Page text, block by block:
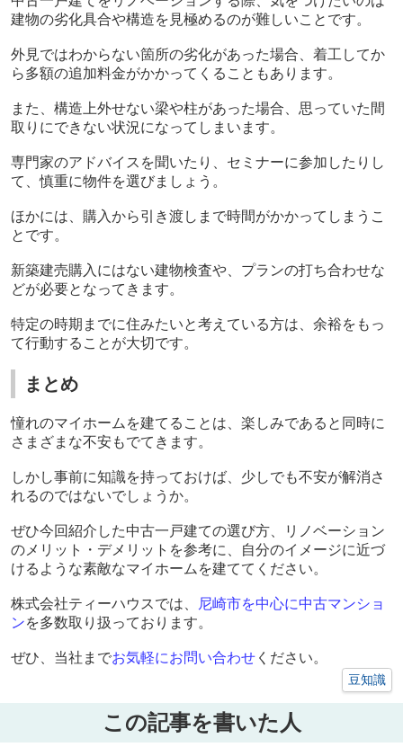
建物の劣化具合や構造を見極めるのが難しいことです。
外見ではわからない箇所の劣化があった場合、着工してか
ら多額の追加料金がかかってくることもあります。
また、構造上外せない梁や柱があった場合、思っていた間
取りにできない状況になってしまいます。
専門家のアドバイスを聞いたり、セミナーに参加したりし
て、慎重に物件を選びましょう。
ほかには、購入から引き渡しまで時間がかかってしまうこ
とです。
新築建売購入にはない建物検査や、プランの打ち合わせな
どが必要となってきます。
特定の時期までに住みたいと考えている方は、余裕をもっ
て行動することが大切です。
まとめ
憧れのマイホームを建てることは、楽しみであると同時に
さまざまな不安もでてきます。
しかし事前に知識を持っておけば、少しでも不安が解消さ
れるのではないでしょうか。
ぜひ今回紹介した中古一戸建ての選び方、リノベーション
のメリット・デメリットを参考に、自分のイメージに近づ
けるような素敵なマイホームを建ててください。
株式会社ティーハウスでは、
尼崎市を中心に中古マンショ
ンを多数取り扱っております。
ぜひ、当社までお気軽にお問い合わせください。
豆知識
この記事を書いた人